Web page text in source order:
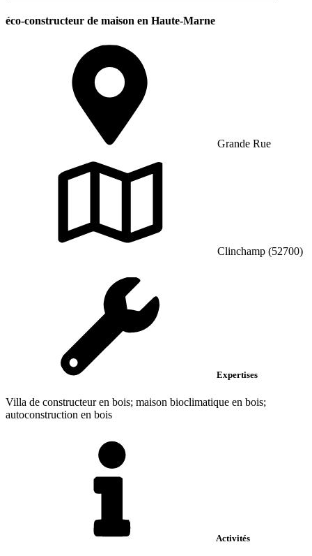
éco-constructeur de maison en Haute-Marne
Grande Rue
Clinchamp (52700)
Expertises
Villa de constructeur en bois; maison bioclimatique en bois;
autoconstruction en bois
Activités